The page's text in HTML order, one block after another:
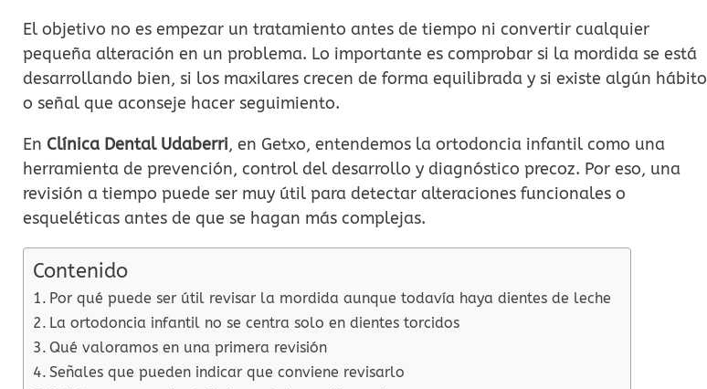
El objetivo no es empezar un tratamiento antes de tiempo ni convertir cualquier
pequeña alteración en un problema. Lo importante es comprobar si la mordida se está
desarrollando bien, si los maxilares crecen de forma equilibrada y si existe algún hábito
o señal que aconseje hacer seguimiento.
En Clínica Dental Udaberri, en Getxo, entendemos la ortodoncia infantil como una
herramienta de prevención, control del desarrollo y diagnóstico precoz. Por eso, una
revisión a tiempo puede ser muy útil para detectar alteraciones funcionales o
esqueléticas antes de que se hagan más complejas.
Contenido
Por qué puede ser útil revisar la mordida aunque todavía haya dientes de leche
La ortodoncia infantil no se centra solo en dientes torcidos
Qué valoramos en una primera revisión
Señales que pueden indicar que conviene revisarlo